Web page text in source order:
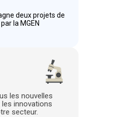
deux projets de
la MGEN
les nouvelles
innovations
secteur.